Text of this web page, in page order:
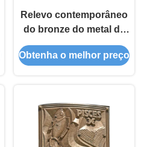
Relevo contemporâneo
do bronze do metal da
arte da parede para a
textura macia da
Obtenha o melhor preço